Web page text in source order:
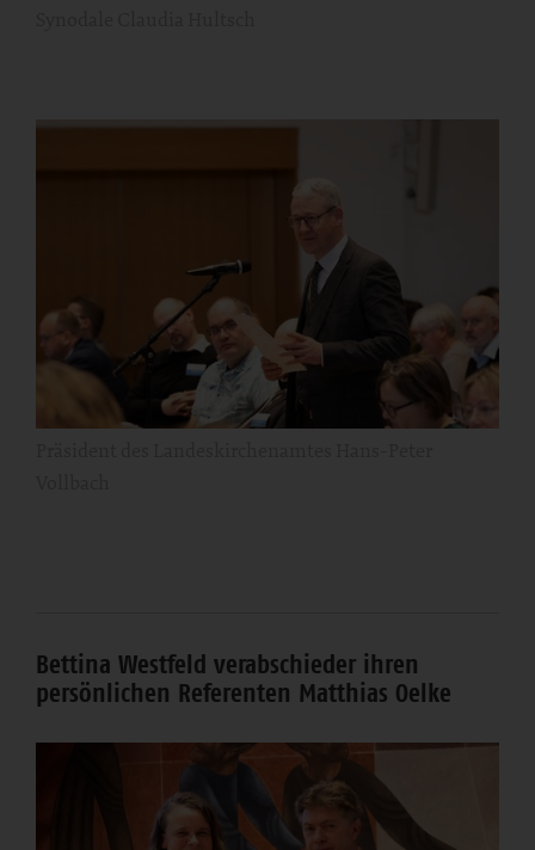
Bettina Westfeld verabschieder ihren
persönlichen Referenten Matthias Oelke